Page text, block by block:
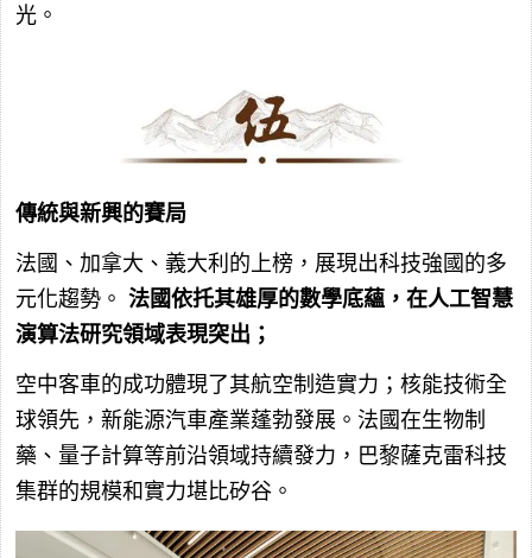
光。
傳統與新興的賽局
法國、加拿大、義大利的上榜，展現出科技強國的多
元化趨勢。 法國依托其雄厚的數學底蘊，在人工智慧
演算法研究領域表現突出；
空中客車的成功體現了其航空制造實力；核能技術全
球領先，新能源汽車產業蓬勃發展。法國在生物制
藥、量子計算等前沿領域持續發力，巴黎薩克雷科技
集群的規模和實力堪比矽谷。